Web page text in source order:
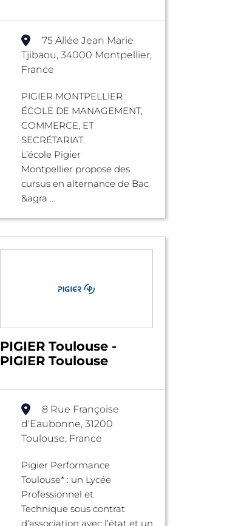
75 Allée Jean Marie
Tjibaou, 34000 Montpellier,
France
PIGIER MONTPELLIER :
ÉCOLE DE MANAGEMENT,
COMMERCE, ET
SECRÉTARIAT.
L’école Pigier
Montpellier propose des
cursus en alternance de Bac
&agra ...
PIGIER Toulouse -
PIGIER Toulouse
8 Rue Françoise
d'Eaubonne, 31200
Toulouse, France
Pigier Performance
Toulouse* : un Lycée
Professionnel et
Technique sous contrat
d’association avec l’état et un